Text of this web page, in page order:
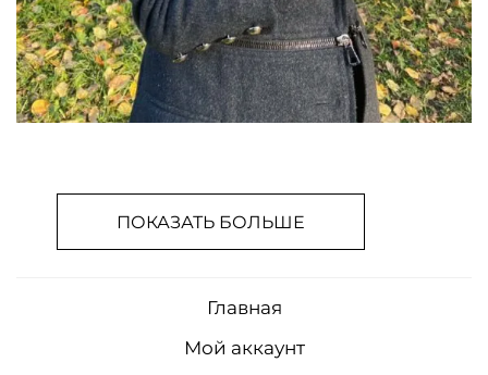
ПОКАЗАТЬ БОЛЬШЕ
Главная
Мой аккаунт